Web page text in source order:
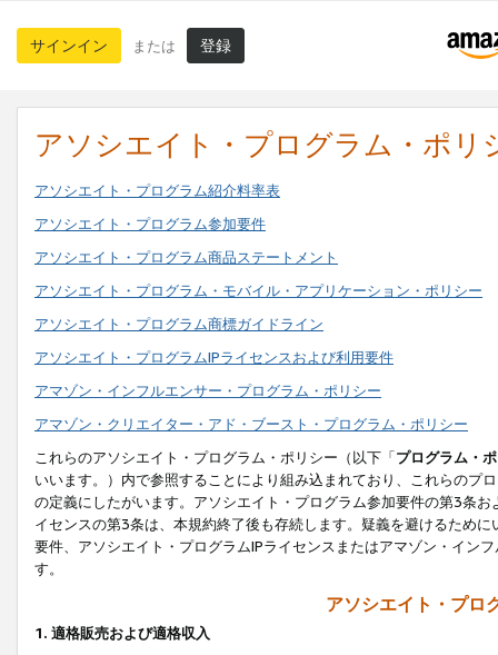
サインイン または 登録
アソシエイト・プログラム・ポリ
アソシエイト・プログラム紹介料率表
アソシエイト・プログラム参加要件
アソシエイト・プログラム商品ステートメント
アソシエイト・プログラム・モバイル・アプリケーション・ポリシー
アソシエイト・プログラム商標ガイドライン
アソシエイト・プログラムIPライセンスおよび利用要件
アマゾン・インフルエンサー・プログラム・ポリシー
アマゾン・クリエイター・アド・ブースト・プログラム・ポリシー
これらのアソシエイト・プログラム・ポリシー（以下「プログラム・
いいます。）内で参照することにより組み込まれており、これらのプ
の定義にしたがいます。アソシエイト・プログラム参加要件の第3条
イセンスの第3条は、本規約終了後も存続します。疑義を避けるため
要件、アソシエイト・プログラムIPライセンスまたはアマゾン・イン
す。
アソシエイト・プロ
1. 適格販売および適格収入